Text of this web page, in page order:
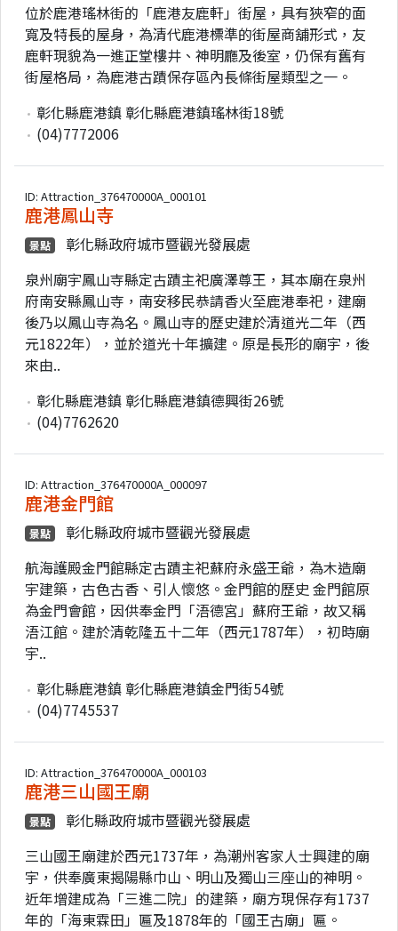
位於鹿港瑤林街的「鹿港友鹿軒」街屋，具有狹窄的面
寬及特長的屋身，為清代鹿港標準的街屋商舖形式，友
鹿軒現貌為一進正堂樓井、神明廳及後室，仍保有舊有
街屋格局，為鹿港古蹟保存區內長條街屋類型之一。
彰化縣鹿港鎮 彰化縣鹿港鎮瑤林街18號
(04)7772006
ID: Attraction_376470000A_000101
鹿港鳳山寺
景點
彰化縣政府城市暨觀光發展處
泉州廟宇鳳山寺縣定古蹟主祀廣澤尊王，其本廟在泉州
府南安縣鳳山寺，南安移民恭請香火至鹿港奉祀，建廟
後乃以鳳山寺為名。鳳山寺的歷史建於清道光二年（西
元1822年），並於道光十年擴建。原是長形的廟宇，後
來由..
彰化縣鹿港鎮 彰化縣鹿港鎮德興街26號
(04)7762620
ID: Attraction_376470000A_000097
鹿港金門館
景點
彰化縣政府城市暨觀光發展處
航海護殿金門館縣定古蹟主祀蘇府永盛王爺，為木造廟
宇建築，古色古香、引人懷悠。金門館的歷史 金門館原
為金門會館，因供奉金門「浯德宮」蘇府王爺，故又稱
浯江館。建於清乾隆五十二年（西元1787年），初時廟
宇..
彰化縣鹿港鎮 彰化縣鹿港鎮金門街54號
(04)7745537
ID: Attraction_376470000A_000103
鹿港三山國王廟
景點
彰化縣政府城市暨觀光發展處
三山國王廟建於西元1737年，為潮州客家人士興建的廟
宇，供奉廣東揭陽縣巾山、明山及獨山三座山的神明。
近年增建成為「三進二院」的建築，廟方現保存有1737
年的「海東霖田」匾及1878年的「國王古廟」匾。